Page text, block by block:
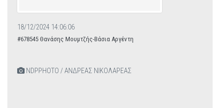
18/12/2024 14:06:06
#678545 Θανάσης Μουμτζής-Βάσια Αργέντη
NDPPHOTO / ΑΝΔΡΕΑΣ ΝΙΚΟΛΑΡΕΑΣ